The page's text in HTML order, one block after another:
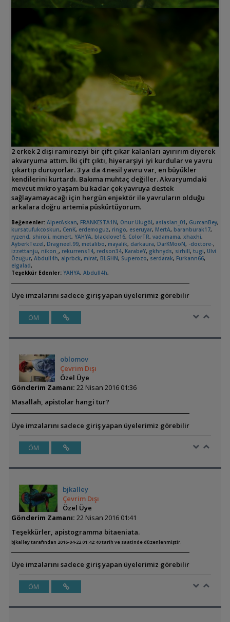
2 erkek 2 dişi ramireziyi bir çift çıkar kalanları ayırırım diyerek
akvaryuma attım. İki çift çıktı, hiyerarşiyi iyi kurdular ve yavru
çıkartıp duruyorlar. 3 ya da 4 nesil yavru var, en büyükler
kendilerini kurtardı. Bakıma muhtaç değiller. Akvaryumdaki
mevcut mikro yaşam bu kadar çok yavruya destek
sağlayamayacağı için hergün enjektör ile yavruların olduğu
arkalara doğru artemia püskürtüyorum.
Beğenenler: AlperAskan, FRANKESTA1N, Onur Ulugöl, asiaslan_01, GurcanBey,
kursatufukcoskun, CenK, erdemoguz, ringo, eseruyar, MertA, baranburak17,
ryzend, shiroii, mcmert, YAHYA, blacklove16, ColorTR, vadamama, xhaxhi,
AyberkTezel, Dragneel.99, metalibo, mayalik, darkaura, DarKMooN, -doctore-,
izzettanju, nikon_ , rekurrens14, redson34, KarabeY, gkhnyds, sirhill, tugi, Ulvi
Özuğur, Abdull4h, alprbck, mirat, BLGHN, Superozo, serdarak, Furkann66,
elgalad,
Teşekkür Edenler: YAHYA, Abdull4h,
Üye imzalarını sadece giriş yapan üyelerimiz görebilir
ÖM
oblomov
Çevrim Dışı
Özel Üye
Gönderim Zamanı: 22 Nisan 2016 01:36
Masallah, apistolar hangi tur?
Üye imzalarını sadece giriş yapan üyelerimiz görebilir
ÖM
bjkalley
Çevrim Dışı
Özel Üye
Gönderim Zamanı: 22 Nisan 2016 01:41
Teşekkürler, apistogramma bitaeniata.
bjkalley tarafından 2016-04-22 01:42:40 tarih ve saatinde düzenlenmiştir.
Üye imzalarını sadece giriş yapan üyelerimiz görebilir
ÖM